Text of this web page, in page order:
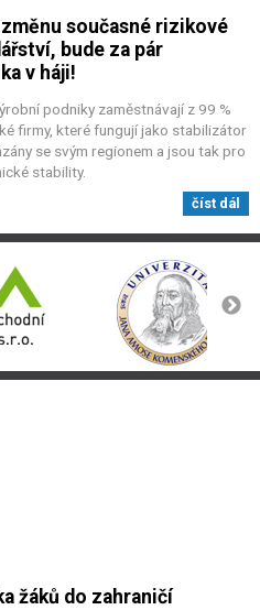
současné rizikové
bude za pár
v háji!
podniky zaměstnávají z 99 %
firmy, které fungují jako stabilizátor
se svým regionem a jsou tak pro
stability.
číst dál
žáků do zahraničí